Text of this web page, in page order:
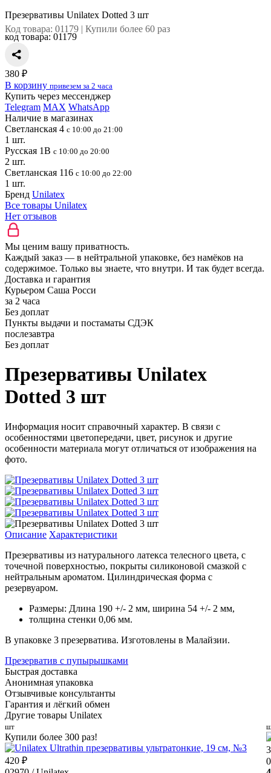
Презервативы Unilatex Dotted 3 шт
Код товара: 01179 | Купили более 60 раз
код товара: 01179
380 ₽
В корзину привезем за 2 часа
Купить через мессенджер
Telegram MAX WhatsApp
Наличие в магазинах
Светланская 4 с 10:00 до 21:00
1 шт.
Русская 1В с 10:00 до 20:00
2 шт.
Светланская 116 с 10:00 до 22:00
1 шт.
Бренд Unilatex
Все товары Unilatex
Нет отзывов
Мы ценим вашу приватность.
Каждый заказ — в нейтральной упаковке, без намёков на
содержимое. Только вы знаете, что внутри. И так будет всегда.
Доставка и гарантия
Курьером Саша Росси
за 2 часа
Без доплат
Пункты выдачи и постаматы СДЭК
послезавтра
Без доплат
Презервативы Unilatex
Dotted 3 шт
Информация носит справочный характер. В связи с
особенностями цветопередачи, цвет, рисунок и другие
особенности материала могут отличаться от изображения на
фото.
Описание Характеристики
Презервативы из натурального латекса телесного цвета, с
точечной поверхностью, покрыты силиконовой смазкой с
нейтральным ароматом. Цилиндрическая форма с
резервуаром.
Размеры: Длина 190 +/- 2 мм, ширина 54 +/- 2 мм,
толщина стенки 0,06 мм.
В упаковке 3 презерватива. Изготовлены в Малайзии.
Презерватив с пупырышками
Быстрая доставка
Анонимная упаковка
Отзывчивые консультанты
Гарантия и лёгкий обмен
Другие товары Unilatex
шт
Купили более 300 раз!
420 ₽